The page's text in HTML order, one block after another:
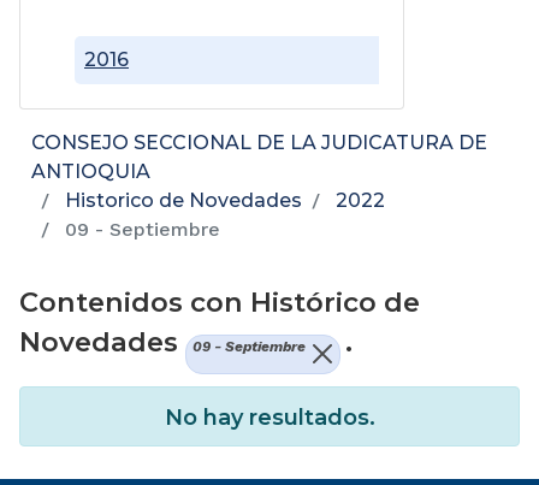
2016
CONSEJO SECCIONAL DE LA JUDICATURA DE
ANTIOQUIA
Historico de Novedades
2022
09 - Septiembre
Contenidos con Histórico de
Novedades
09 - Septiembre .
No hay resultados.